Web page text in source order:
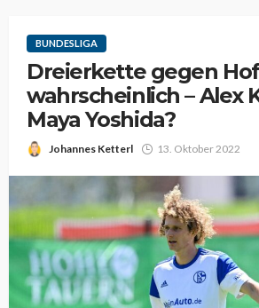
BUNDESLIGA
Dreierkette gegen
wahrscheinlich – Alex
Maya Yoshida?
Johannes Ketterl 13. Oktober 2022